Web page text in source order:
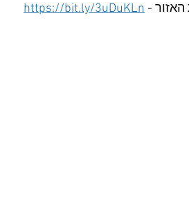
-
https://bit.ly/3uDuKLn